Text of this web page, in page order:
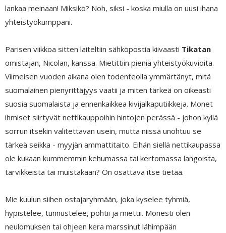
lankaa meinaan! Miksikö? Noh, siksi - koska miulla on uusi ihana
yhteistyökumppani.
Parisen viikkoa sitten laiteltiin sähköpostia kiivaasti Tikatan
omistajan, Nicolan, kanssa. Mietittiin pieniä yhteistyökuvioita.
Viimeisen vuoden aikana olen todenteolla ymmärtänyt, mitä
suomalainen pienyrittäjyys vaatii ja miten tärkeä on oikeasti
suosia suomalaista ja ennenkaikkea kivijalkaputiikkeja. Monet
ihmiset siirtyvät nettikauppoihin hintojen perässä - johon kyllä
sorrun itsekin valitettavan usein, mutta niissä unohtuu se
tärkeä seikka - myyjän ammattitaito. Eihän siellä nettikaupassa
ole kukaan kummemmin kehumassa tai kertomassa langoista,
tarvikkeista tai muistakaan? On osattava itse tietää.
Mie kuulun siihen ostajaryhmään, joka kyselee tyhmiä,
hypistelee, tunnustelee, pohtii ja miettii. Monesti olen
neulomuksen tai ohjeen kera marssinut lähimpään